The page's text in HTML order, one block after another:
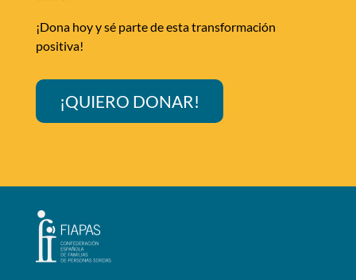
¡Dona hoy y sé parte de esta transformación
positiva!
¡QUIERO DONAR!